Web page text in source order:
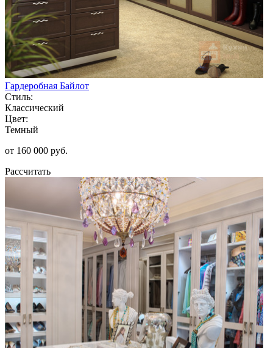
Гардеробная Байлот
Стиль:
Классический
Цвет:
Темный
от 160 000 руб.
Рассчитать